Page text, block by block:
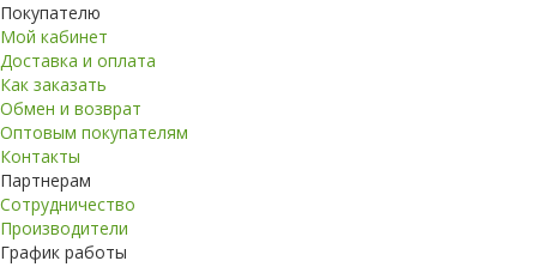
Покупателю
Мой кабинет
Доставка и оплата
Как заказать
Обмен и возврат
Оптовым покупателям
Контакты
Партнерам
Сотрудничество
Производители
График работы